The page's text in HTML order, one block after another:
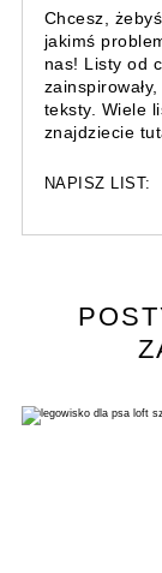
Chcesz,
jakimś
nas! Listy od
teksty. Wiele
znajdziecie
NAPISZ LIST: